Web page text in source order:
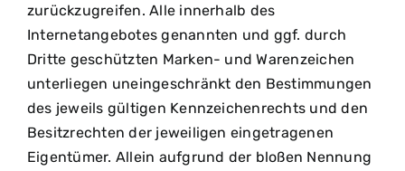
zurückzugreifen. Alle innerhalb des
Internetangebotes genannten und ggf. durch
Dritte geschützten Marken- und Warenzeichen
unterliegen uneingeschränkt den Bestimmungen
des jeweils gültigen Kennzeichenrechts und den
Besitzrechten der jeweiligen eingetragenen
Eigentümer. Allein aufgrund der bloßen Nennung